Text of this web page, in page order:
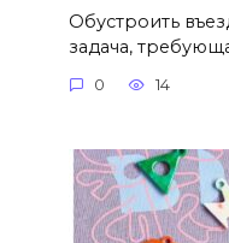
Обустроить
задача,
0 14